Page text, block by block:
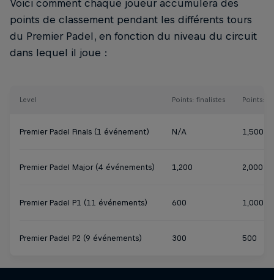
Voici comment chaque joueur accumulera des
points de classement pendant les différents tours
du Premier Padel, en fonction du niveau du circuit
dans lequel il joue :
Level Points: finalistes Points:
Premier Padel Finals (1 événement) N/A 1,500
Premier Padel Major (4 événements) 1,200 2,000
Premier Padel P1 (11 événements) 600 1,000
Premier Padel P2 (9 événements) 300 500